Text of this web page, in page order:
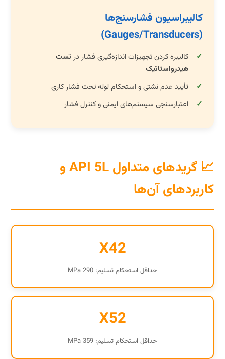
کالیبراسیون فشارسنج‌ها
(Gauges/Transducers)
کالیبره کردن تجهیزات اندازه‌گیری فشار در تست
هیدرواستاتیک
تأیید عدم نشتی و استحکام لوله تحت فشار کاری
اعتبارسنجی سیستم‌های ایمنی و کنترل فشار
📈 گریدهای متداول API 5L و
کاربردهای آن‌ها
X42
حداقل استحکام تسلیم: 290 MPa
X52
حداقل استحکام تسلیم: 359 MPa